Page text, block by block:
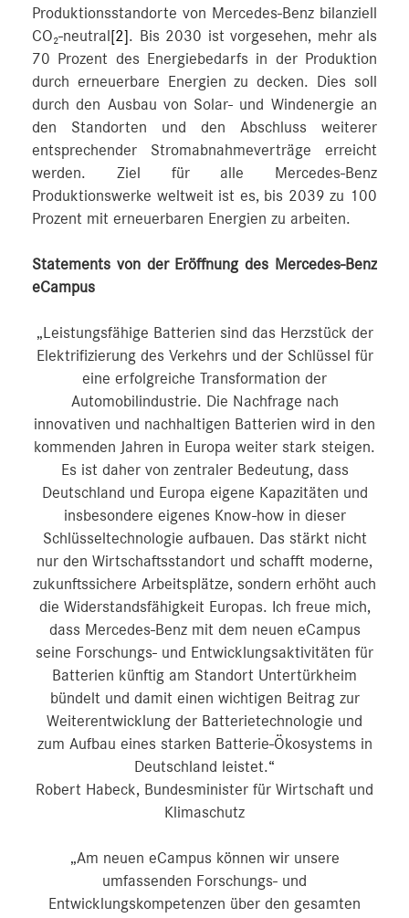
Produktionsstandorte von Mercedes-Benz bilanziell
CO₂-neutral [2]. Bis 2030 ist vorgesehen, mehr als
70 Prozent des Energiebedarfs in der Produktion
durch erneuerbare Energien zu decken. Dies soll
durch den Ausbau von Solar- und Windenergie an
den Standorten und den Abschluss weiterer
entsprechender Stromabnahmeverträge erreicht
werden. Ziel für alle Mercedes-Benz
Produktionswerke weltweit ist es, bis 2039 zu 100
Prozent mit erneuerbaren Energien zu arbeiten.
Statements von der Eröffnung des Mercedes-Benz
eCampus
„Leistungsfähige Batterien sind das Herzstück der
Elektrifizierung des Verkehrs und der Schlüssel für
eine erfolgreiche Transformation der
Automobilindustrie. Die Nachfrage nach
innovativen und nachhaltigen Batterien wird in den
kommenden Jahren in Europa weiter stark steigen.
Es ist daher von zentraler Bedeutung, dass
Deutschland und Europa eigene Kapazitäten und
insbesondere eigenes Know-how in dieser
Schlüsseltechnologie aufbauen. Das stärkt nicht
nur den Wirtschaftsstandort und schafft moderne,
zukunftssichere Arbeitsplätze, sondern erhöht auch
die Widerstandsfähigkeit Europas. Ich freue mich,
dass Mercedes-Benz mit dem neuen eCampus
seine Forschungs- und Entwicklungsaktivitäten für
Batterien künftig am Standort Untertürkheim
bündelt und damit einen wichtigen Beitrag zur
Weiterentwicklung der Batterietechnologie und
zum Aufbau eines starken Batterie-Ökosystems in
Deutschland leistet.“
Robert Habeck, Bundesminister für Wirtschaft und
Klimaschutz
„Am neuen eCampus können wir unsere
umfassenden Forschungs- und
Entwicklungskompetenzen über den gesamten